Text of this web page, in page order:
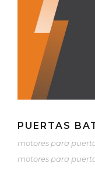
PUERTAS
motores para
motores para